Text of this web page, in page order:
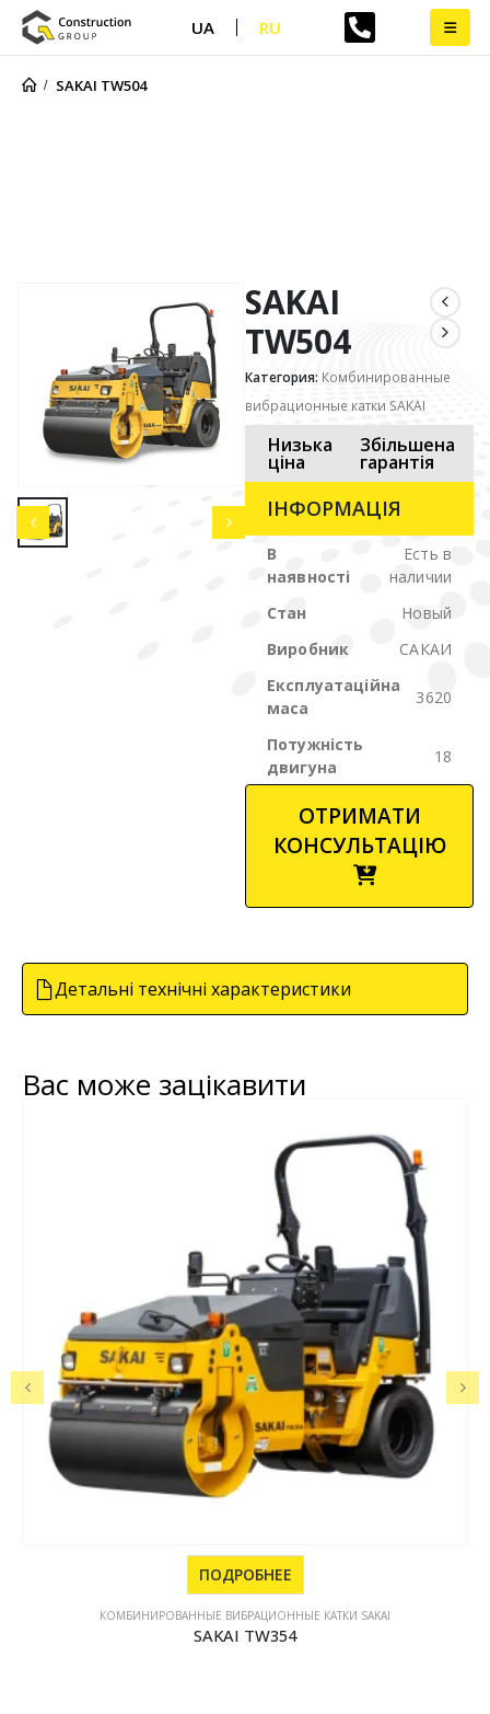
UA RU
SAKAI TW504
SAKAI
TW504
Категория: Комбинированные
вибрационные катки SAKAI
Низька
ціна
Збільшена
гарантія
ІНФОРМАЦІЯ
В
наявності
Есть в
наличии
Стан
Новый
Виробник
САКАИ
Експлуатаційна
маса
3620
Потужність
двигуна
18
ОТРИМАТИ
КОНСУЛЬТАЦІЮ
Детальні технічні характеристики
Вас може зацікавити
ПОДРОБНЕЕ
КОМБИНИРОВАННЫЕ ВИБРАЦИОННЫЕ КАТКИ SAKAI
SAKAI TW354